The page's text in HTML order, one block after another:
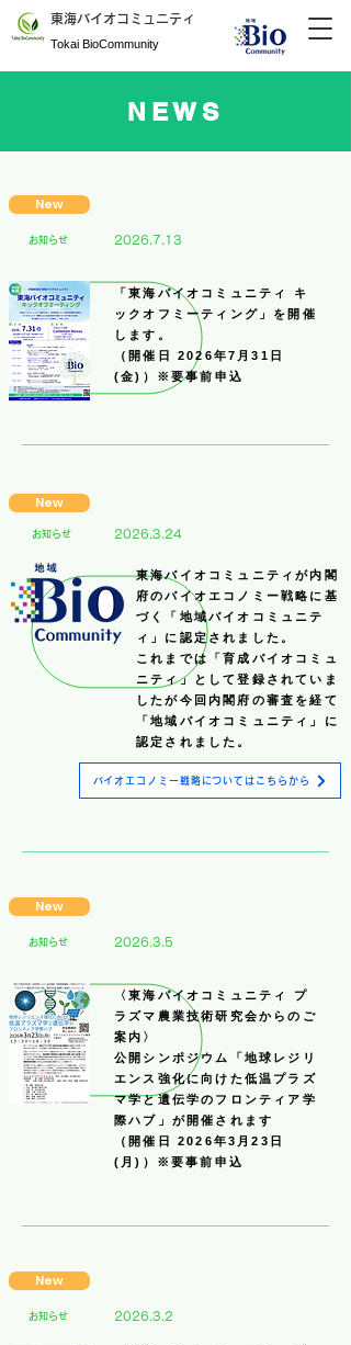
東海バイオコミュニティ
​Tokai BioCommunity
NEWS
New
​お知らせ 2026.7.13
「東海バイオコミュニティ キ
ックオフミーティング」を開催
します。
（開催日 2026年7月31日
(金)）※要事前申込
New
​お知らせ 2026.3.24
東海バイオコミュニティが内閣
府のバイオエコノミー戦略に基
づく「地域バイオコミュニテ
ィ」に認定されました。
これまでは「育成バイオコミュ
ニティ」として登録されていま
したが今回内閣府の審査を経て
「地域バイオコミュニティ」に
認定されました。
バイオエコノミー戦略についてはこちらから
New
​お知らせ 2026.3.5
〈東海バイオコミュニティ プ
ラズマ農業技術研究会からのご
案内〉
公開シンポジウム「地球レジリ
エンス強化に向けた低温プラズ
マ学と遺伝学のフロンティア学
際ハブ」が開催されます
（開催日 2026年3月23日
(月)）※要事前申込
New
​お知らせ 2026.3.2